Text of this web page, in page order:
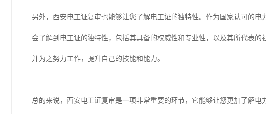
另外，西安电工证复审也能够让您了解电工证的独特性。作为国家认可的
会了解到电工证的独特性，包括其具备的权威性和专业性，以及其所代表的
并为之努力工作，提升自己的技能和能力。
总的来说，西安电工证复审是一项非常重要的环节，它能够让您更加了解